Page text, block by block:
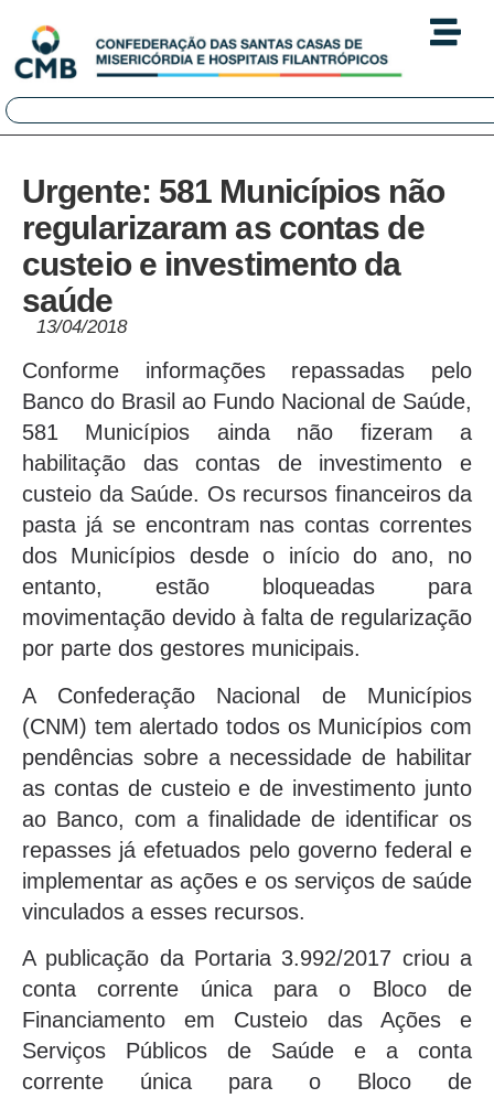
Urgente: 581 Municípios não
regularizaram as contas de
custeio e investimento da
saúde
13/04/2018
Conforme informações repassadas pelo
Banco do Brasil ao Fundo Nacional de Saúde,
581 Municípios ainda não fizeram a
habilitação das contas de investimento e
custeio da Saúde. Os recursos financeiros da
pasta já se encontram nas contas correntes
dos Municípios desde o início do ano, no
entanto, estão bloqueadas para
movimentação devido à falta de regularização
por parte dos gestores municipais.
A Confederação Nacional de Municípios
(CNM) tem alertado todos os Municípios com
pendências sobre a necessidade de habilitar
as contas de custeio e de investimento junto
ao Banco, com a finalidade de identificar os
repasses já efetuados pelo governo federal e
implementar as ações e os serviços de saúde
vinculados a esses recursos.
A publicação da Portaria 3.992/2017 criou a
conta corrente única para o Bloco de
Financiamento em Custeio das Ações e
Serviços Públicos de Saúde e a conta
corrente única para o Bloco de